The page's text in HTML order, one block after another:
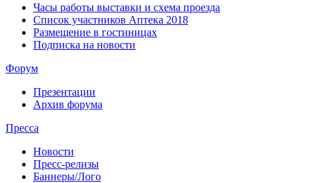
Часы работы выставки и схема проезда
Список участников Аптека 2018
Размещение в гостиницах
Подписка на новости
Форум
Презентации
Архив форума
Пресса
Новости
Пресс-релизы
Баннеры/Лого